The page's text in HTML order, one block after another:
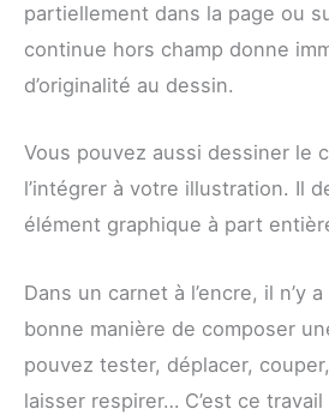
partiellement dans la page ou
continue hors champ donne
d’originalité au dessin.
Vous pouvez aussi dessiner le
l’intégrer à votre illustration. Il
élément graphique à part
Dans un carnet à l’encre, il n’y
bonne manière de composer
pouvez tester, déplacer,
laisser respirer… C’est ce